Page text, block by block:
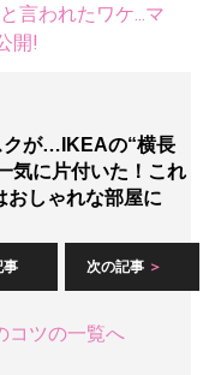
言われたワケ...マ
開!
クが…IKEAの“横長
気に片付いた！これ
おしゃれな部屋に
事 次の記事
コツの一覧へ